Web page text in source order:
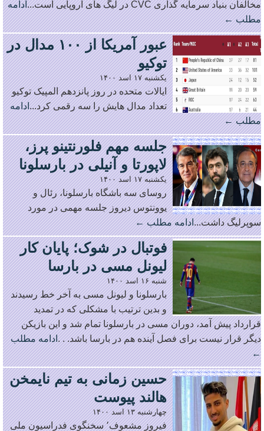
مخالفان بنیاد سرمایه گذاری CVC در لیگ های اروپایی است...
ادامه
مطلب ←
عبور آمریکا از ۱۰۰ مدال در
توکیو
یکشنبه ۱۷ اسد ۱۴۰۰
ایالات متحده در روز پانزدهم المپیک توکیو
تعداد مدال هایش را سه رقمی کرد...ادامه
مطلب ←
جلسه مهم فلورنتینو پرز،
لاپورتا و آنیلی در بارسلونا
یکشنبه ۱۷ اسد ۱۴۰۰
روسای سه باشگاه بارسلونا، رئال و
یوونتوس دیروز جلسه مهمی در مورد
سوپرلیگ داشت...ادامه مطلب ←
فوتبال در شوک؛ پایان کار
لیونل مسی در بارسا
شنبه ۱۶ اسد ۱۴۰۰
بارسلونا و لیونل مسی به آخر خط رسیدند
و بدین ترتیب با مشکلی که در تمدید
قرارداد پیش آمد، دوران مسی در بارسلونا تمام شد و این بازیکن
دیگر قرار نیست برای فصل آینده هم در بارسا باشد. . .ادامه مطلب
←
حسین زمانی به تیم نایمخن
هالند پیوست
چهارشنبه ۱۳ اسد ۱۴۰۰
فیروز مشعوف٬ سخنگوی فدراسیون ملی